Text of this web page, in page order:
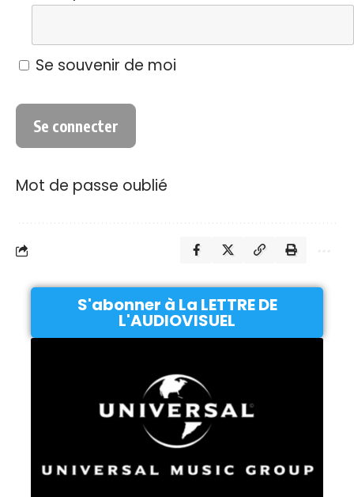
Se souvenir de moi
Mot de passe oublié
S'abonner à La LETTRE DE
L'AUDIOVISUEL